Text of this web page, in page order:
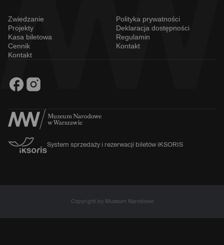
Zwiedzanie
Projekty
Kasa biletowa
Cennik
Kontakt
Polityka prywatności
Deklaracja dostępności
Regulamin
Kontakt
System sprzedaży i rezerwacji biletów iKSORIS
Copyright by Muzeum Narodowe